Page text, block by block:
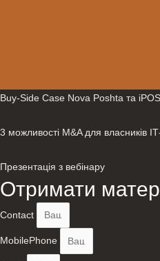
Buy-Side Case Nova Poshta та
3 можливості M&A для власників
Презентація з вебінару
Отримати
Contact
MobilePhone